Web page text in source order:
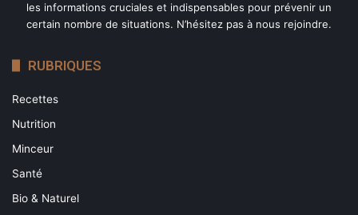
les informations cruciales et indispensables pour prévenir un
certain nombre de situations. N’hésitez pas à nous rejoindre.
RUBRIQUES
Recettes
Nutrition
Minceur
Santé
Bio & Naturel